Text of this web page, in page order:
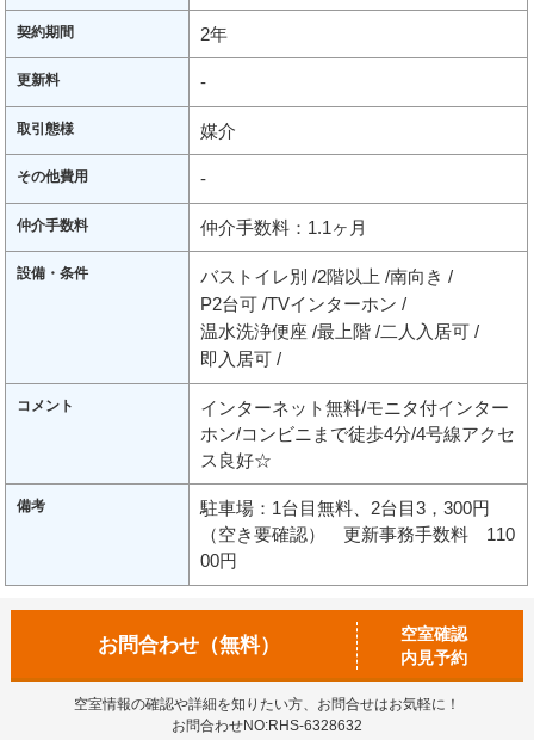
契約期間 2年
更新料 -
取引態様 媒介
その他費用 -
仲介手数料 仲介手数料：1.1ヶ月
設備・条件 バストイレ別 2階以上 南向き
P2台可 TVインターホン
温水洗浄便座 最上階 二人入居可
即入居可
コメント
インターネット無料/モニタ付インター
ホン/コンビニまで徒歩4分/4号線アクセ
ス良好☆
備考
駐車場：1台目無料、2台目3，300円
（空き要確認） 更新事務手数料 110
00円
お問合わせ（無料）
空室確認
内見予約
空室情報の確認や詳細を知りたい方、お問合せはお気軽に！
お問合わせNO:RHS-6328632